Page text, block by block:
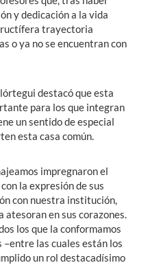
y dedicación a la vida
trayectoria
o ya no se encuentran con
destacó que esta
para los que integran
un sentido de especial
esta casa común.
impregnaron el
la expresión de sus
con nuestra institución,
atesoran en sus corazones.
los que la conformamos
las cuales están los
un rol destacadísimo